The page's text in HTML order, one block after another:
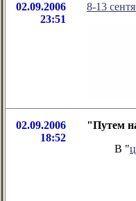
02.09.2006
23:51
8-13
02.09.2006
18:52
"Путем
В "